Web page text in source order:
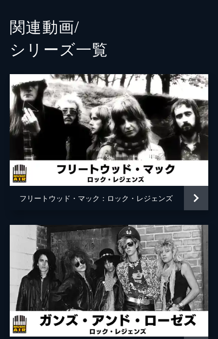
関連動画/
シリーズ⼀覧
フリートウッド・マック：ロック・レジェンズ